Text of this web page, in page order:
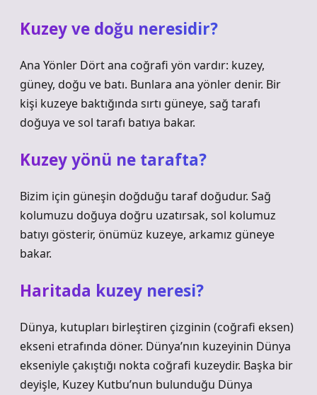
Kuzey ve doğu neresidir?
Ana Yönler Dört ana coğrafi yön vardır: kuzey,
güney, doğu ve batı. Bunlara ana yönler denir. Bir
kişi kuzeye baktığında sırtı güneye, sağ tarafı
doğuya ve sol tarafı batıya bakar.
Kuzey yönü ne tarafta?
Bizim için güneşin doğduğu taraf doğudur. Sağ
kolumuzu doğuya doğru uzatırsak, sol kolumuz
batıyı gösterir, önümüz kuzeye, arkamız güneye
bakar.
Haritada kuzey neresi?
Dünya, kutupları birleştiren çizginin (coğrafi eksen)
ekseni etrafında döner. Dünya’nın kuzeyinin Dünya
ekseniyle çakıştığı nokta coğrafi kuzeydir. Başka bir
deyişle, Kuzey Kutbu’nun bulunduğu Dünya